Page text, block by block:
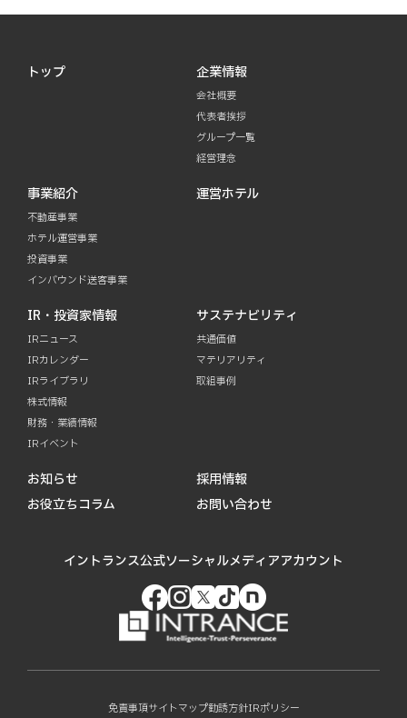
トップ 企業情報
会社概要
代表者挨拶
グループ一覧
経営理念
事業紹介
不動産事業
ホテル運営事業
投資事業
インバウンド送客事業
運営ホテル
IR・投資家情報
IRニュース
IRカレンダー
IRライブラリ
株式情報
財務・業績情報
IRイベント
サステナビリティ
共通価値
マテリアリティ
取組事例
お知らせ
お役立ちコラム
採用情報
お問い合わせ
イントランス公式ソーシャルメディアアカウント
免責事項サイトマップ勧誘方針IRポリシー